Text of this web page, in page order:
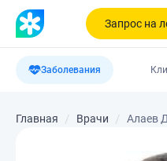
Запрос на
Заболевания
Главная Врачи Алаев